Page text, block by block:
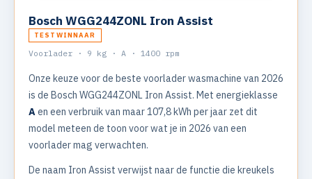
Bosch WGG244ZONL Iron Assist
TESTWINNAAR
Voorlader · 9 kg · A · 1400 rpm
Onze keuze voor de beste voorlader wasmachine van 2026
is de Bosch WGG244ZONL Iron Assist. Met energieklasse
Aen een verbruik van maar 107,8 kWh per jaar zet dit
model meteen de toon voor wat je in 2026 van een
voorlader mag verwachten.
De naam Iron Assist verwijst naar de functie die kreukels